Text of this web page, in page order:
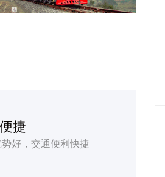
捷
好，交通便利快捷